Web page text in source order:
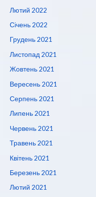
Лютий 2022
Січень 2022
Грудень 2021
Листопад 2021
Жовтень 2021
Вересень 2021
Серпень 2021
Липень 2021
Червень 2021
Травень 2021
Квітень 2021
Березень 2021
Лютий 2021